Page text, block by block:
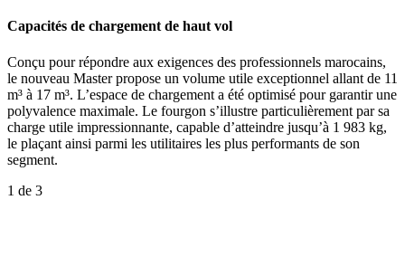
Capacités de chargement de haut vol
Conçu pour répondre aux exigences des professionnels marocains,
le nouveau Master propose un volume utile exceptionnel allant de 11
m³ à 17 m³. L’espace de chargement a été optimisé pour garantir une
polyvalence maximale. Le fourgon s’illustre particulièrement par sa
charge utile impressionnante, capable d’atteindre jusqu’à 1 983 kg,
le plaçant ainsi parmi les utilitaires les plus performants de son
segment.
1 de 3